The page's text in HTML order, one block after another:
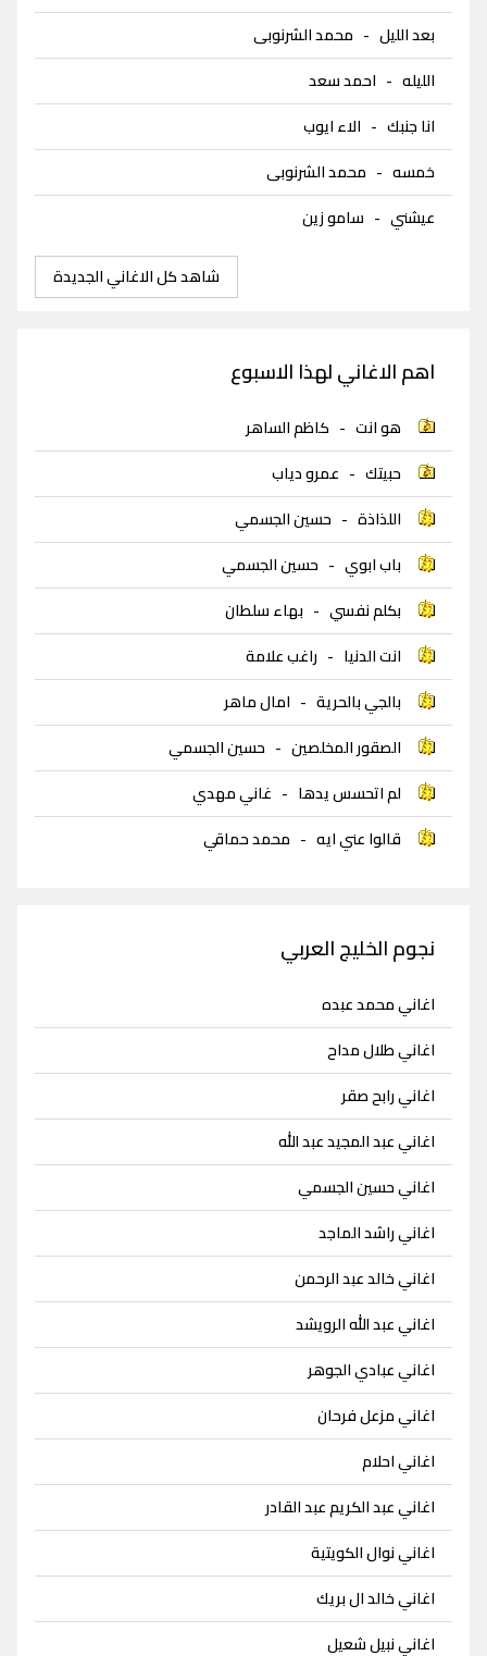
بعد الليل - محمد الشرنوبى
الليله - احمد سعد
انا جنبك - الاء ايوب
خمسه - محمد الشرنوبى
عيشني - سامو زين
شاهد كل الاغاني الجديدة
اهم الاغاني لهذا الاسبوع
هو انت - كاظم الساهر
حبيتك - عمرو دياب
اللذاذة - حسين الجسمي
باب ابوي - حسين الجسمي
بكلم نفسي - بهاء سلطان
انت الدنيا - راغب علامة
بالجي بالحرية - امال ماهر
الصقور المخلصين - حسين الجسمي
لم اتحسس يدها - غاني مهدي
قالوا عني ايه - محمد حماقي
نجوم الخليج العربي
اغاني محمد عبده
اغاني طلال مداح
اغاني رابح صقر
اغاني عبد المجيد عبد الله
اغاني حسين الجسمي
اغاني راشد الماجد
اغاني خالد عبد الرحمن
اغاني عبد الله الرويشد
اغاني عبادي الجوهر
اغاني مزعل فرحان
اغاني احلام
اغاني عبد الكريم عبد القادر
اغاني نوال الكويتية
اغاني خالد ال بريك
اغاني نبيل شعيل